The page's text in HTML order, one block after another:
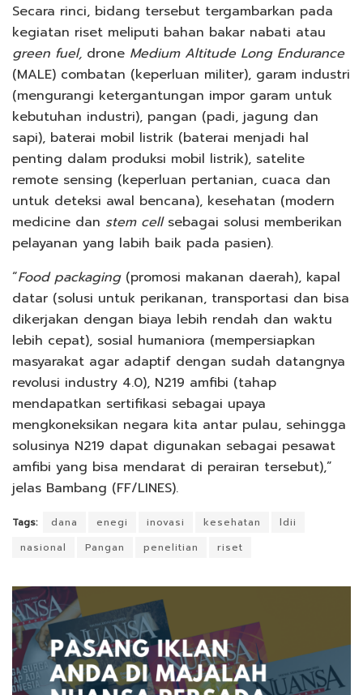
Secara rinci, bidang tersebut tergambarkan pada
kegiatan riset meliputi bahan bakar nabati atau
green fuel, drone Medium Altitude Long Endurance
(MALE) combatan (keperluan militer), garam industri
(mengurangi ketergantungan impor garam untuk
kebutuhan industri), pangan (padi, jagung dan
sapi), baterai mobil listrik (baterai menjadi hal
penting dalam produksi mobil listrik), satelite
remote sensing (keperluan pertanian, cuaca dan
untuk deteksi awal bencana), kesehatan (modern
medicine dan stem cell sebagai solusi memberikan
pelayanan yang labih baik pada pasien).
“Food packaging(promosi makanan daerah), kapal
datar (solusi untuk perikanan, transportasi dan bisa
dikerjakan dengan biaya lebih rendah dan waktu
lebih cepat), sosial humaniora (mempersiapkan
masyarakat agar adaptif dengan sudah datangnya
revolusi industry 4.0), N219 amfibi (tahap
mendapatkan sertifikasi sebagai upaya
mengkoneksikan negara kita antar pulau, sehingga
solusinya N219 dapat digunakan sebagai pesawat
amfibi yang bisa mendarat di perairan tersebut),”
jelas Bambang (FF/LINES).
Tags: dana enegi inovasi kesehatan
ldii
nasional
Pangan penelitian riset